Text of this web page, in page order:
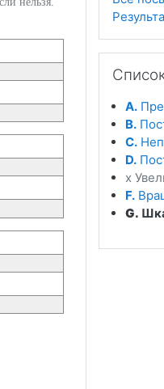
A.
B.
C.
D.
x
F.
G.